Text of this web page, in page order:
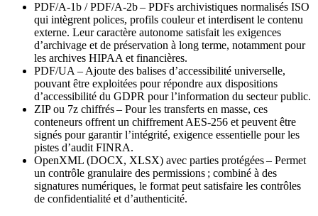
PDF/A‑1b / PDF/A‑2b– PDFs archivistiques normalisés ISO
qui intègrent polices, profils couleur et interdisent le contenu
externe. Leur caractère autonome satisfait les exigences
d’archivage et de préservation à long terme, notamment pour
les archives HIPAA et financières.
PDF/UA – Ajoute des balises d’accessibilité universelle,
pouvant être exploitées pour répondre aux dispositions
d’accessibilité du GDPR pour l’information du secteur public.
ZIP ou 7z chiffrés– Pour les transferts en masse, ces
conteneurs offrent un chiffrement AES‑256 et peuvent être
signés pour garantir l’intégrité, exigence essentielle pour les
pistes d’audit FINRA.
OpenXML (DOCX, XLSX) avec parties protégées– Permet
un contrôle granulaire des permissions ; combiné à des
signatures numériques, le format peut satisfaire les contrôles
de confidentialité et d’authenticité.